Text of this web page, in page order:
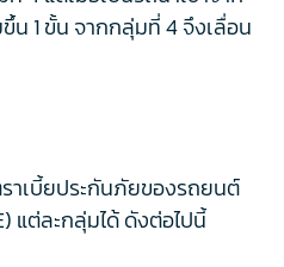
น 1 ขั้น จากกลุ่มที่ 4 จึงเลื่อน
าเบี้ยประกันภัยของรถยนต์
แต่ละกลุ่มได้ ดังต่อไปนี้